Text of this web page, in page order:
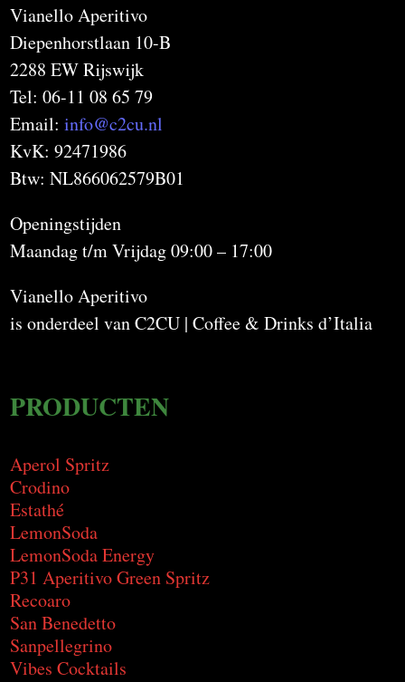
Vianello Aperitivo
Diepenhorstlaan 10-B
2288 EW Rijswijk
Tel: 06-11 08 65 79
Email:info@c2cu.nl
KvK: 92471986
Btw: NL866062579B01
Openingstijden
Maandag t/m Vrijdag 09:00 – 17:00
Vianello Aperitivo
is onderdeel van C2CU | Coffee & Drinks d’Italia
PRODUCTEN
Aperol Spritz
Crodino
Estathé
LemonSoda
LemonSoda Energy
P31 Aperitivo Green Spritz
Recoaro
San Benedetto
Sanpellegrino
Vibes Cocktails